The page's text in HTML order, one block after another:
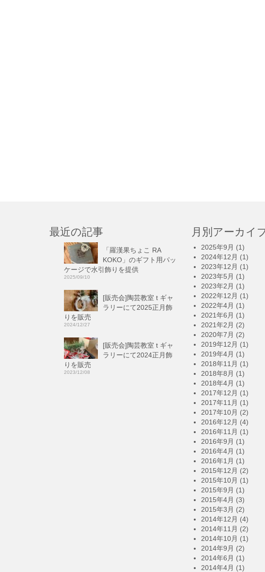
最近の記事
「羅漢果ちょこ RA
KOKO」のギフト用パッ
ケージで水引飾りを提供
2025/09/10
[販売会]陶芸教室 t ギャ
ラリーにて2025正月飾
りを販売
2024/12/27
[販売会]陶芸教室 t ギャ
ラリーにて2024正月飾
りを販売
2023/12/08
月別アーカイ
2025年9月 (1)
2024年12月 (1)
2023年12月 (1)
2023年5月 (1)
2023年2月 (1)
2022年12月 (1)
2022年4月 (1)
2021年6月 (1)
2021年2月 (2)
2020年7月 (2)
2019年12月 (1)
2019年4月 (1)
2018年11月 (1)
2018年8月 (1)
2018年4月 (1)
2017年12月 (1)
2017年11月 (1)
2017年10月 (2)
2016年12月 (4)
2016年11月 (1)
2016年9月 (1)
2016年4月 (1)
2016年1月 (1)
2015年12月 (2)
2015年10月 (1)
2015年9月 (1)
2015年4月 (3)
2015年3月 (2)
2014年12月 (4)
2014年11月 (2)
2014年10月 (1)
2014年9月 (2)
2014年6月 (1)
2014年4月 (1)